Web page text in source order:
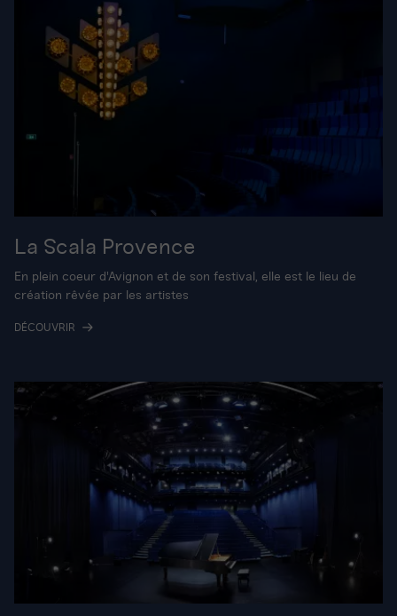
La Scala Provence
En plein coeur d'Avignon et de son festival, elle est le lieu de
création rêvée par les artistes
DÉCOUVRIR